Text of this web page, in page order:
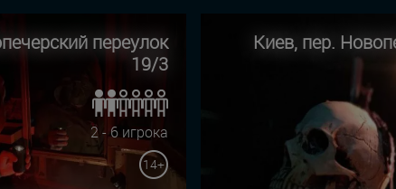
переулок
19/3
2 - 6 игрока
14+
Киев, пер.